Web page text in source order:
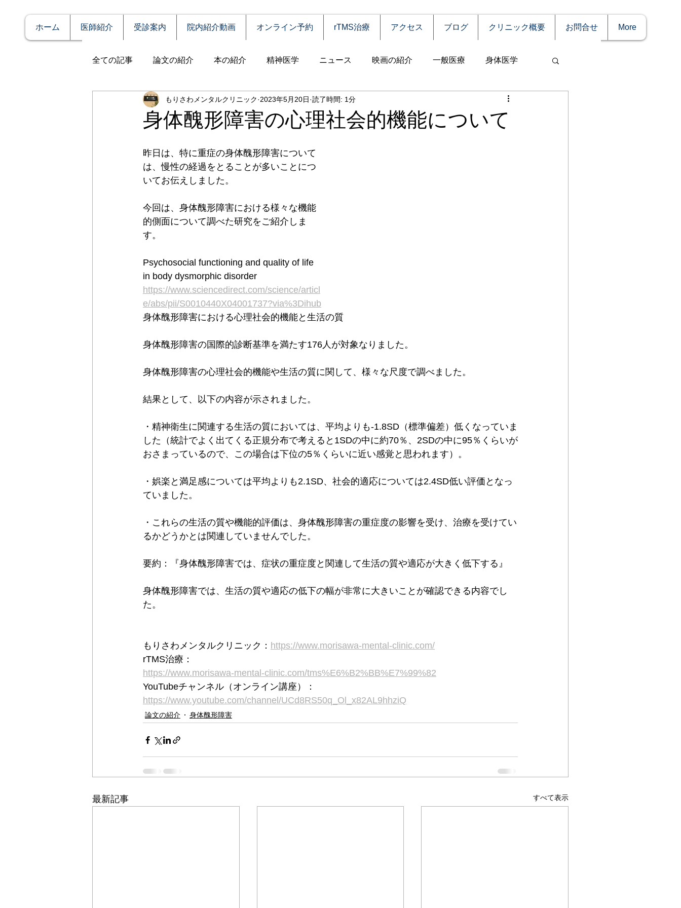
ホーム 医師紹介 受診案内 院内紹介動画 オンライン予約 rTMS治療 アクセス ブログ クリニック概要 お問合せ More
全ての記事 論文の紹介 本の紹介 精神医学 ニュース 映画の紹介 一般医療 身体医学
症例報告 発達障害 自殺 認知症 うつ病
全般性不安障害 パニック障害
PTSD（心的外傷後ストレス障害） 睡眠障害
身体醜形障害の心理社会的機能について
もりさわメンタルクリニック 2023年5月20日 読了時間: 1分
昨日は、特に重症の身体醜形障害について
は、慢性の経過をとることが多いことにつ
いてお伝えしました。
今回は、身体醜形障害における様々な機能
的側面について調べた研究をご紹介しま
す。
Psychosocial functioning and quality of life
in body dysmorphic disorder
https://www.sciencedirect.com/science/articl
e/abs/pii/S0010440X04001737?via%3Dihub
身体醜形障害における心理社会的機能と生活の質
身体醜形障害の国際的診断基準を満たす176人が対象なりました。
身体醜形障害の心理社会的機能や生活の質に関して、様々な尺度で調べました。
結果として、以下の内容が示されました。
・精神衛生に関連する生活の質においては、平均よりも-1.8SD（標準偏差）低くなっていま
した（統計でよく出てくる正規分布で考えると1SDの中に約70％、2SDの中に95％くらいが
おさまっているので、この場合は下位の5％くらいに近い感覚と思われます）。
・娯楽と満足感については平均よりも2.1SD、社会的適応については2.4SD低い評価となっ
ていました。
・これらの生活の質や機能的評価は、身体醜形障害の重症度の影響を受け、治療を受けてい
るかどうかとは関連していませんでした。
要約：『身体醜形障害では、症状の重症度と関連して生活の質や適応が大きく低下する』
身体醜形障害では、生活の質や適応の低下の幅が非常に大きいことが確認できる内容でし
た。
もりさわメンタルクリニック： https://www.morisawa-mental-clinic.com/
rTMS治療：
https://www.morisawa-mental-clinic.com/tms%E6%B2%BB%E7%99%82
YouTubeチャンネル（オンライン講座）：
https://www.youtube.com/channel/UCd8RS50q_Ol_x82AL9hhziQ
論文の紹介 身体醜形障害
最新記事 すべて表示